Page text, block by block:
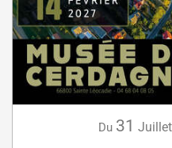
Du 31 Juillet